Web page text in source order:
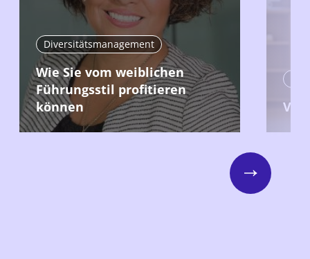
Diversitätsmanagement
Wie Sie vom weiblichen
Führungsstil profitieren
können
Next